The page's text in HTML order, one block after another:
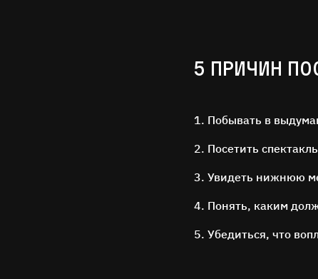
5 ПРИЧИН
Побывать в
Посетить
Увидеть нижнюю
Понять, каким
Убедиться, что